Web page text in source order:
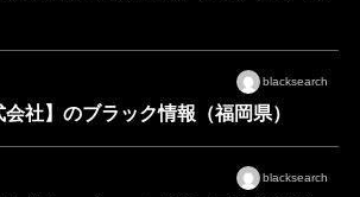
blacksearch
会社】のブラック情報（福岡県）
blacksearch